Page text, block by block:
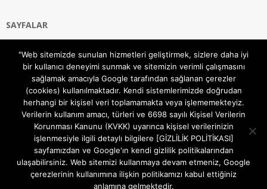
SAYFALAR
Gizlilik ve Çerezler (Cookies) Politikası
Hakkımızda
İletişim Kanalları
MODEM KURULUM
TEKNİK DESTEK
TELEVİZYON SİSTEMLERİ
"Web sitemizde sunulan hizmetleri geliştirmek, sizlere daha iyi
bir kullanıcı deneyimi sunmak ve sitemizin verimli çalışmasını
sağlamak amacıyla Google tarafından sağlanan çerezler
(cookies) kullanılmaktadır. Kendi sistemlerimizde doğrudan
herhangi bir kişisel veri toplamamakta veya işlememekteyiz.
Verilerin kullanım amacı, türleri ve 6698 sayılı Kişisel Verilerin
Korunması Kanunu (KVKK) uyarınca kişisel verilerinizin
işlenmesiyle ilgili detaylı bilgilere [GİZLİLİK POLİTİKASI]
sayfamızdan ve Google'ın kendi gizlilik politikalarından
ulaşabilirsiniz. Web sitemizi kullanmaya devam etmeniz, Google
çerezlerinin kullanımına ilişkin politikamızı kabul ettiğiniz
anlamına gelmektedir.